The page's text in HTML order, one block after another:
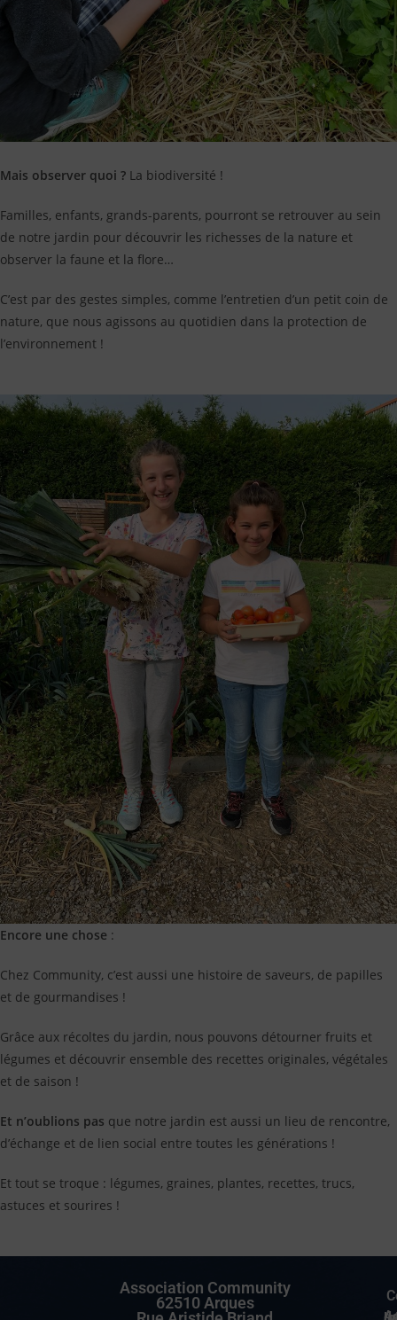
Mais observer quoi ? La biodiversité !
Familles, enfants, grands-parents, pourront se retrouver au sein
de notre jardin pour découvrir les richesses de la nature et
observer la faune et la flore…
C’est par des gestes simples, comme l’entretien d’un petit coin de
nature, que nous agissons au quotidien dans la protection de
l’environnement !
Encore une chose :
Chez Community, c’est aussi une histoire de saveurs, de papilles
et de gourmandises !
Grâce aux récoltes du jardin, nous pouvons détourner fruits et
légumes et découvrir ensemble des recettes originales, végétales
et de saison !
Et n’oublions pas que notre jardin est aussi un lieu de rencontre,
d’échange et de lien social entre toutes les générations !
Et tout se troque : légumes, graines, plantes, recettes, trucs,
astuces et sourires !
Association Community
62510 Arques